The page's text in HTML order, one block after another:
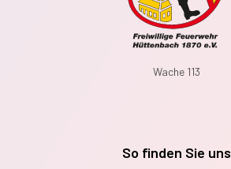
Wache 113
So finden Sie uns